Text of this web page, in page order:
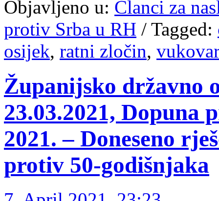
Objavljeno u: Članci za
protiv Srba u RH / Tagged:
osijek, ratni zločin, vukovar
Županijsko državno
23.03.2021, Dopuna
2021. – Doneseno
protiv 50-godišnjaka